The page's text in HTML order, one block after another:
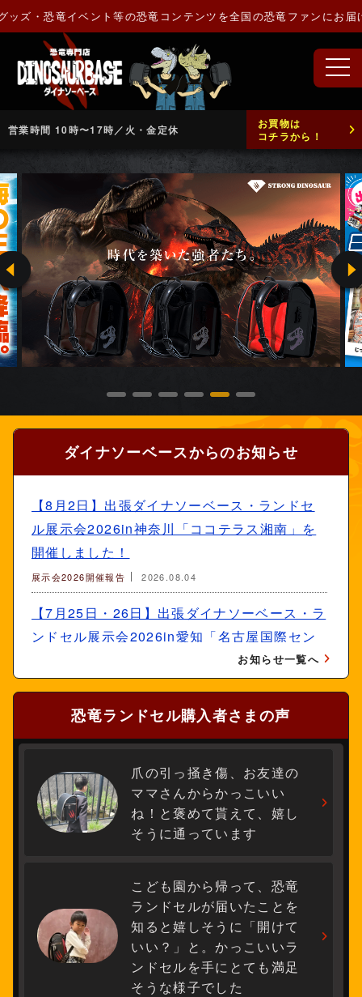
恐竜イベント等の恐竜コンテンツを全国の恐竜ファンにお届け
営業時間 10時〜17時／火・金定休
お買物は
コチラから！
ダイナソーベースからのお知らせ
【8月2日】出張ダイナソーベース・ランドセ
ル展示会2026in神奈川「ココテラス湘南」を
開催しました！
展示会2026開催報告 2026.08.04
【7月25日・26日】出張ダイナソーベース・ラ
ンドセル展示会2026in愛知「名古屋国際セン
【7月18日・19日・20日）】出張ダイナソー
ベース・ランドセル展示会2026in東京「浅草
橋ヒューリック」を開催しました！
展示会2026開催報告 2026.07.22
【7月11日（土）・12日（日）】出張ダイナソ
2026.07.14
お知らせ一覧へ
恐竜ランドセル購入者さまの声
爪の引っ掻き傷、お友達の
ママさんからかっこいい
ね！と褒めて貰えて、嬉し
そうに通っています
こども園から帰って、恐竜
ランドセルが届いたことを
知ると嬉しそうに「開けて
いい？」と。かっこいいラ
ンドセルを手にとても満足
そうな様子でした